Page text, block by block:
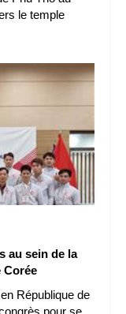
le temple
au sein de la
Corée
République de
pour se